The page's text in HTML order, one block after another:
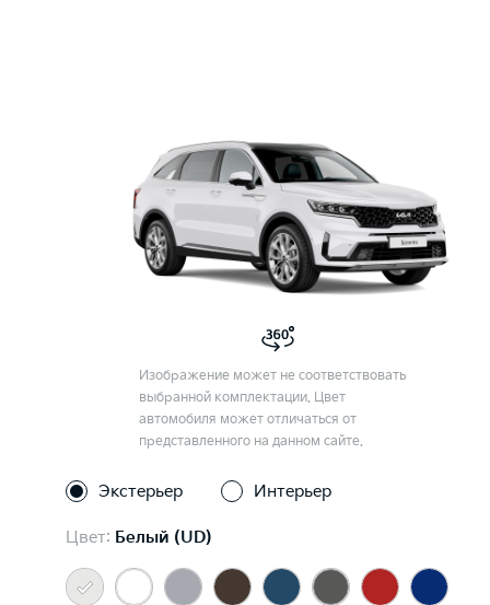
Изображение может не соответствовать
выбранной комплектации. Цвет
автомобиля может отличаться от
представленного на данном сайте.
Экстерьер Интерьер
Цвет: Белый (UD)